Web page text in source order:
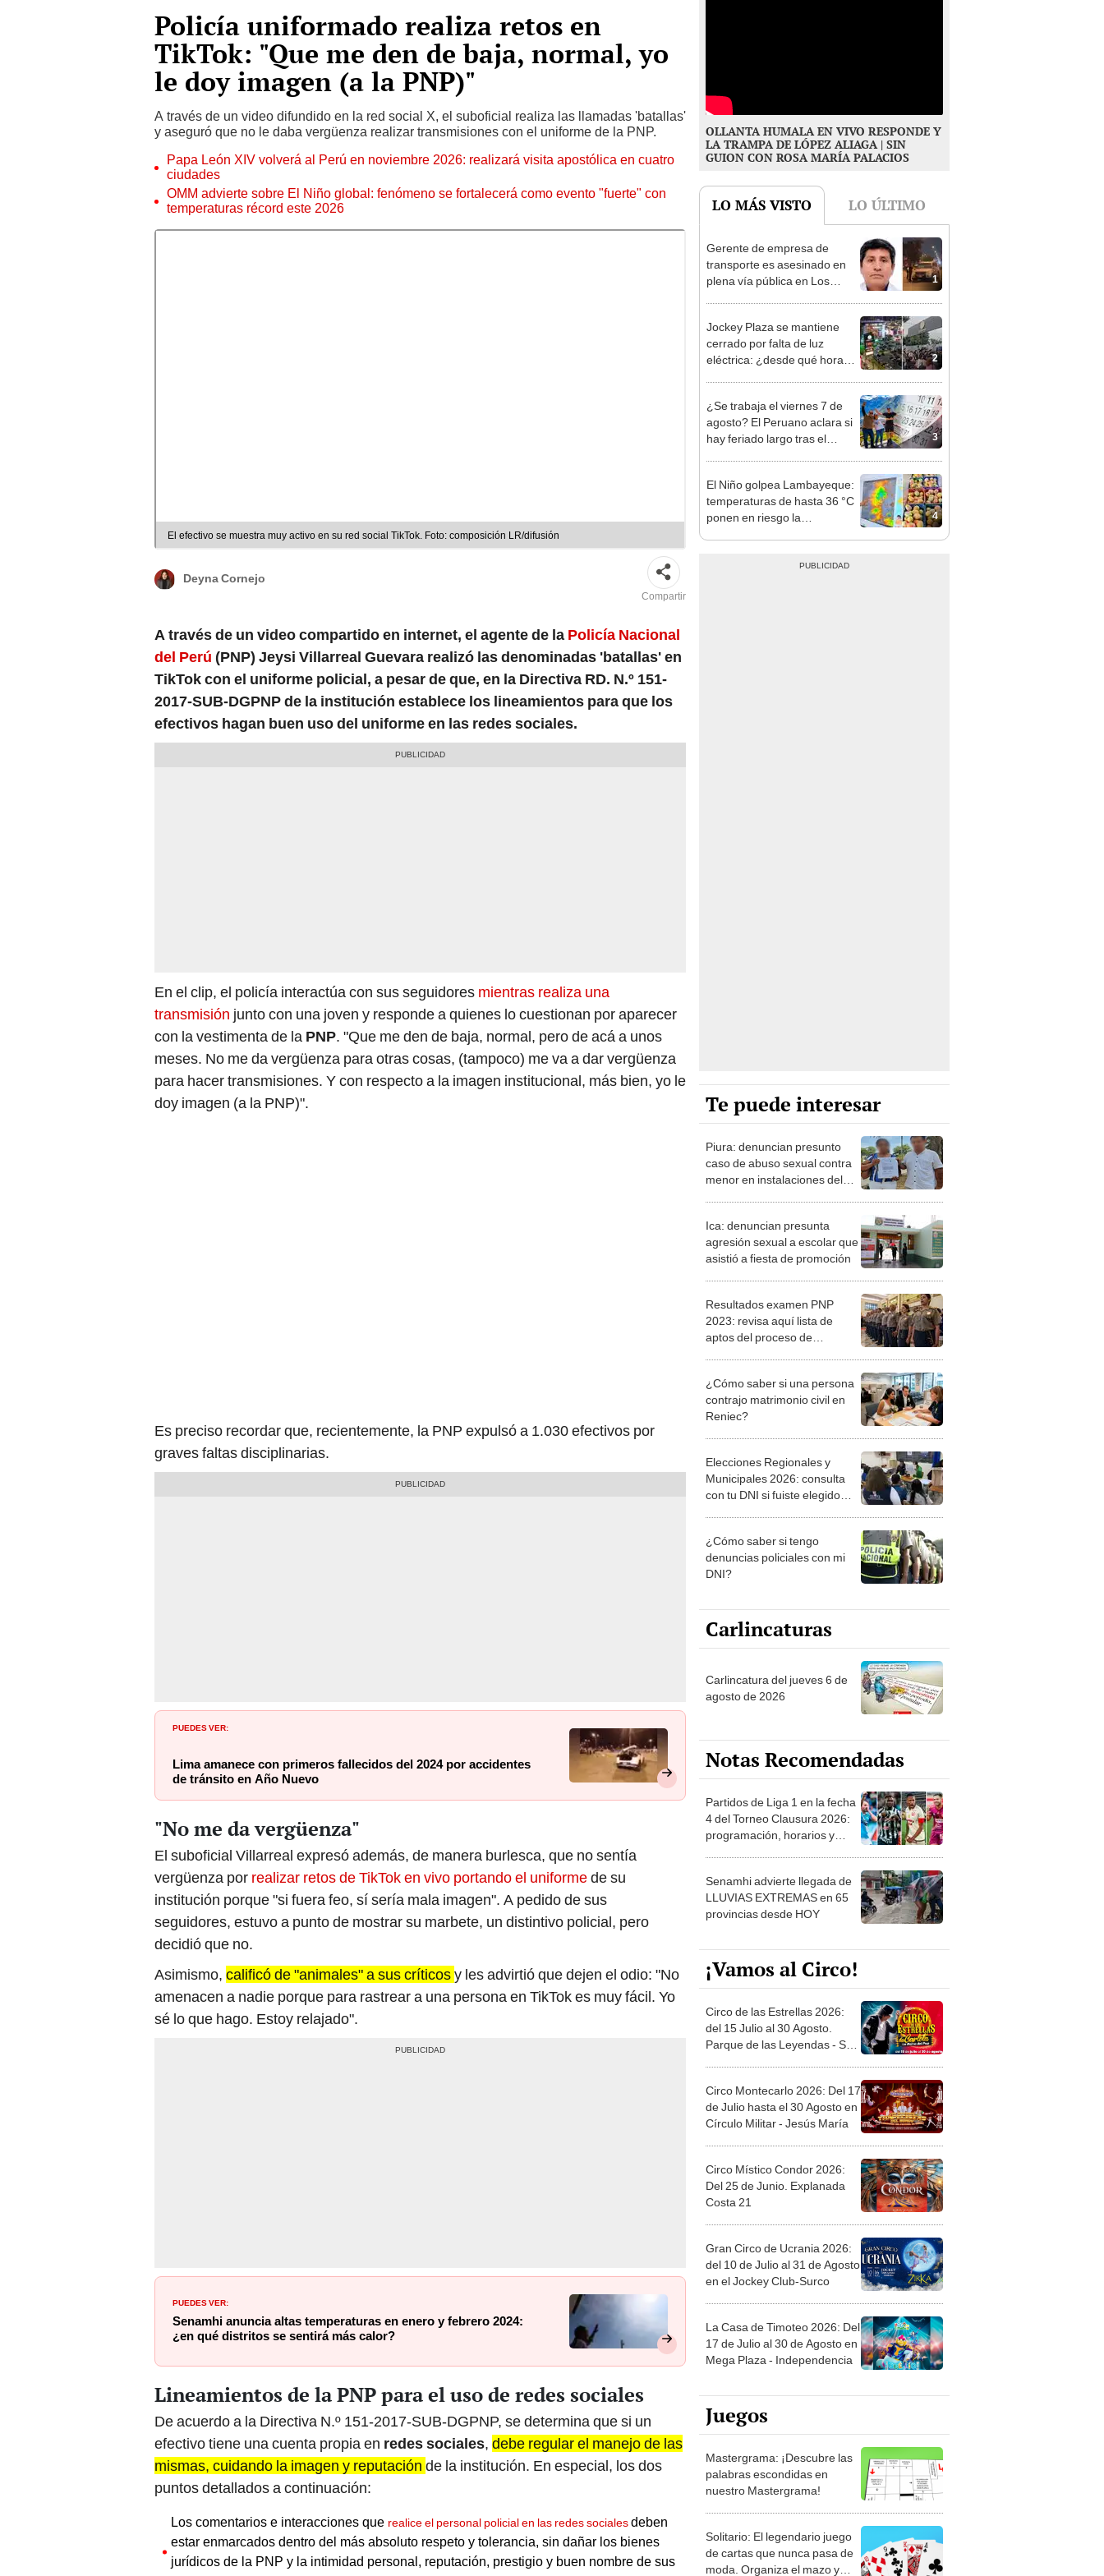
Policía uniformado realiza retos en
TikTok: "Que me den de baja, normal, yo
le doy imagen (a la PNP)"
A través de un video difundido en la red social X, el suboficial realiza las llamadas 'batallas'
y aseguró que no le daba vergüenza realizar transmisiones con el uniforme de la PNP.
Papa León XIV volverá al Perú en noviembre 2026: realizará visita apostólica en cuatro
ciudades
OMM advierte sobre El Niño global: fenómeno se fortalecerá como evento "fuerte" con
temperaturas récord este 2026
El efectivo se muestra muy activo en su red social TikTok. Foto: composición LR/difusión
Deyna Cornejo
Compartir
A través de un video compartido en internet, el agente de la Policía Nacional
del Perú (PNP) Jeysi Villarreal Guevara realizó las denominadas 'batallas' en
TikTok con el uniforme policial, a pesar de que, en la Directiva RD. N.º 151-
2017-SUB-DGPNP de la institución establece los lineamientos para que los
efectivos hagan buen uso del uniforme en las redes sociales.
En el clip, el policía interactúa con sus seguidores mientras realiza una
transmisión junto con una joven y responde a quienes lo cuestionan por aparecer
con la vestimenta de la PNP. "Que me den de baja, normal, pero de acá a unos
meses. No me da vergüenza para otras cosas, (tampoco) me va a dar vergüenza
para hacer transmisiones. Y con respecto a la imagen institucional, más bien, yo le
doy imagen (a la PNP)".
Es preciso recordar que, recientemente, la PNP expulsó a 1.030 efectivos por
graves faltas disciplinarias.
PUEDES VER:
Lima amanece con primeros fallecidos del 2024 por accidentes
de tránsito en Año Nuevo
"No me da vergüenza"
El suboficial Villarreal expresó además, de manera burlesca, que no sentía
vergüenza por realizar retos de TikTok en vivo portando el uniformede su
institución porque "si fuera feo, sí sería mala imagen". A pedido de sus
seguidores, estuvo a punto de mostrar su marbete, un distintivo policial, pero
decidió que no.
Asimismo, calificó de "animales" a sus críticosy les advirtió que dejen el odio: "No
amenacen a nadie porque para rastrear a una persona en TikTok es muy fácil. Yo
sé lo que hago. Estoy relajado".
PUEDES VER:
Senamhi anuncia altas temperaturas en enero y febrero 2024:
¿en qué distritos se sentirá más calor?
Lineamientos de la PNP para el uso de redes sociales
De acuerdo a la Directiva N.º 151-2017-SUB-DGPNP, se determina que si un
efectivo tiene una cuenta propia en redes sociales, debe regular el manejo de las
mismas, cuidando la imagen y reputación de la institución. En especial, los dos
puntos detallados a continuación:
Los comentarios e interacciones que realice el personal policial en las redes socialesdeben
estar enmarcados dentro del más absoluto respeto y tolerancia, sin dañar los bienes
jurídicos de la PNP y la intimidad personal, reputación, prestigio y buen nombre de sus
OLLANTA HUMALA EN VIVO RESPONDE Y
LA TRAMPA DE LÓPEZ ALIAGA | SIN
GUION CON ROSA MARÍA PALACIOS
LO MÁS VISTO LO ÚLTIMO
1
Gerente de empresa de
transporte es asesinado en
plena vía pública en Los
2
Jockey Plaza se mantiene
cerrado por falta de luz
eléctrica: ¿desde qué hora
3
¿Se trabaja el viernes 7 de
agosto? El Peruano aclara si
hay feriado largo tras el
4
El Niño golpea Lambayeque:
temperaturas de hasta 36 °C
ponen en riesgo la
Te puede interesar
Piura: denuncian presunto
caso de abuso sexual contra
menor en instalaciones del
Ica: denuncian presunta
agresión sexual a escolar que
asistió a fiesta de promoción
Resultados examen PNP
2023: revisa aquí lista de
aptos del proceso de
¿Cómo saber si una persona
contrajo matrimonio civil en
Reniec?
Elecciones Regionales y
Municipales 2026: consulta
con tu DNI si fuiste elegido
la ONPE
¿Cómo saber si tengo
denuncias policiales con mi
DNI?
Carlincaturas
Carlincatura del jueves 6 de
agosto de 2026
Notas Recomendadas
Partidos de Liga 1 en la fecha
4 del Torneo Clausura 2026:
programación, horarios y
Senamhi advierte llegada de
LLUVIAS EXTREMAS en 65
provincias desde HOY
¡Vamos al Circo!
Circo de las Estrellas 2026:
del 15 Julio al 30 Agosto.
Parque de las Leyendas - San
Circo Montecarlo 2026: Del 17
de Julio hasta el 30 Agosto en
Círculo Militar - Jesús María
Circo Místico Condor 2026:
Del 25 de Junio. Explanada
Costa 21
Gran Circo de Ucrania 2026:
del 10 de Julio al 31 de Agosto
en el Jockey Club-Surco
La Casa de Timoteo 2026: Del
17 de Julio al 30 de Agosto en
Mega Plaza - Independencia
Juegos
Mastergrama: ¡Descubre las
palabras escondidas en
nuestro Mastergrama!
Solitario: El legendario juego
de cartas que nunca pasa de
moda. Organiza el mazo y